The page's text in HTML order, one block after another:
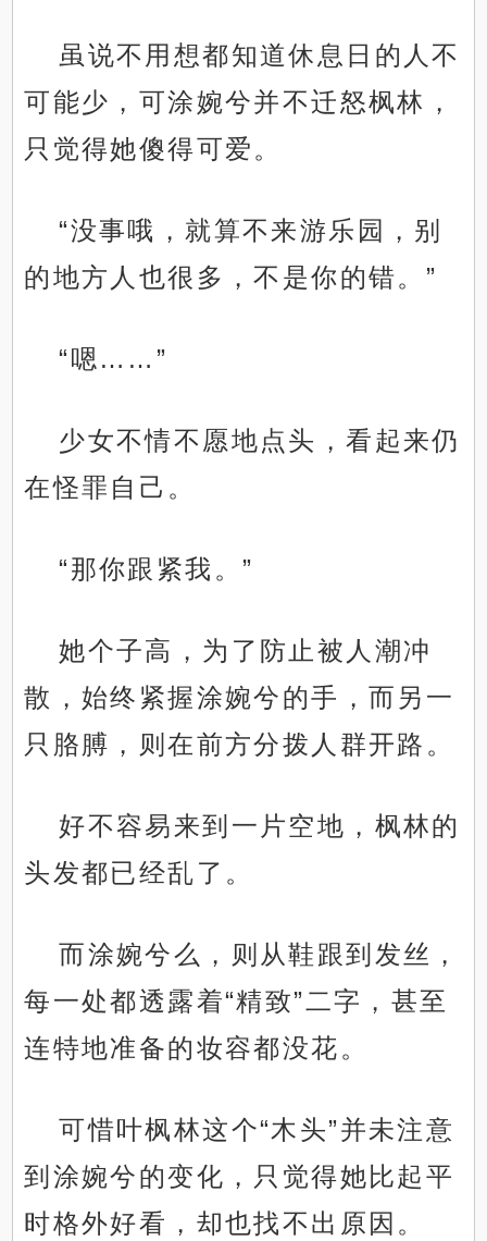
虽说不用想都知道休息日的人不
可能少，可涂婉兮并不迁怒枫林，
只觉得她傻得可爱。
“没事哦，就算不来游乐园，别
的地方人也很多，不是你的错。”
“嗯……”
少女不情不愿地点头，看起来仍
在怪罪自己。
“那你跟紧我。”
她个子高，为了防止被人潮冲
散，始终紧握涂婉兮的手，而另一
只胳膊，则在前方分拨人群开路。
好不容易来到一片空地，枫林的
头发都已经乱了。
而涂婉兮么，则从鞋跟到发丝，
每一处都透露着“精致”二字，甚至
连特地准备的妆容都没花。
可惜叶枫林这个“木头”并未注意
到涂婉兮的变化，只觉得她比起平
时格外好看，却也找不出原因。